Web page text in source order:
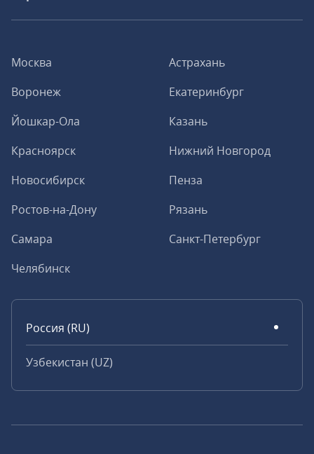
Москва
Астрахань
Воронеж
Екатеринбург
Йошкар-Ола
Казань
Красноярск
Нижний Новгород
Новосибирск
Пенза
Ростов-на-Дону
Рязань
Самара
Санкт-Петербург
Челябинск
Россия (RU)
Узбекистан (UZ)